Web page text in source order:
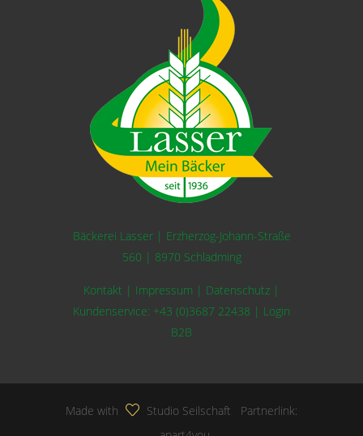
Bäckerei Lasser | Erzherzog-Johann-Straße
560 | 8970 Schladming
Kontakt | Impressum | Datenschutz |
Kundenservice: +43 (0)3687 22438 | Login
B2B
Made with Studio Seilschaft
Partnerlink: